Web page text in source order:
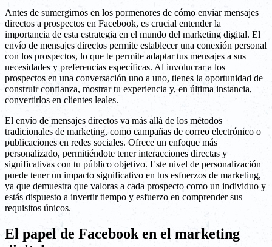
Antes de sumergirnos en los pormenores de cómo enviar mensajes
directos a prospectos en Facebook, es crucial entender la
importancia de esta estrategia en el mundo del marketing digital. El
envío de mensajes directos permite establecer una conexión personal
con los prospectos, lo que te permite adaptar tus mensajes a sus
necesidades y preferencias específicas. Al involucrar a los
prospectos en una conversación uno a uno, tienes la oportunidad de
construir confianza, mostrar tu experiencia y, en última instancia,
convertirlos en clientes leales.
El envío de mensajes directos va más allá de los métodos
tradicionales de marketing, como campañas de correo electrónico o
publicaciones en redes sociales. Ofrece un enfoque más
personalizado, permitiéndote tener interacciones directas y
significativas con tu público objetivo. Este nivel de personalización
puede tener un impacto significativo en tus esfuerzos de marketing,
ya que demuestra que valoras a cada prospecto como un individuo y
estás dispuesto a invertir tiempo y esfuerzo en comprender sus
requisitos únicos.
El papel de Facebook en el marketing